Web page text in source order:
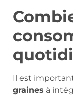
Il est
graines à